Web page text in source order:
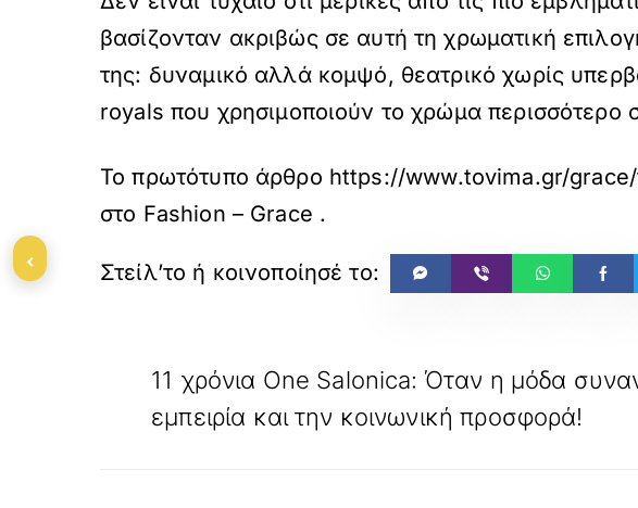
βασίζονταν ακριβώς σε αυτή τη χρωματική
της: δυναμικό αλλά κομψό, θεατρικό χωρίς
royals που χρησιμοποιούν το χρώμα περισσότερο
Το πρωτότυπο άρθρο https://www.tovima.gr/
στο Fashion – Grace .
11 χρόνια One Salonica: Όταν η μόδα
εμπειρία και την κοινωνική προσφορά!
‹